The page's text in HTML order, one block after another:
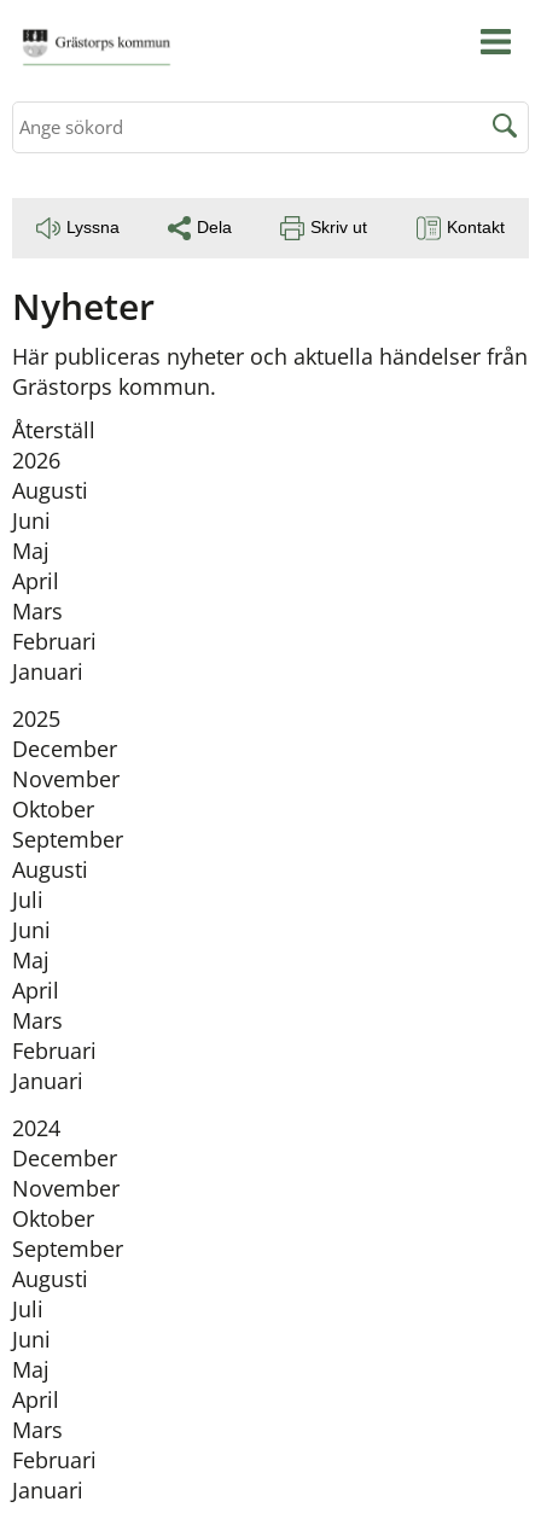
Sök
Lyssna Dela Skriv ut Kontakt
Nyheter
Här publiceras nyheter och aktuella händelser från
Grästorps kommun.
Återställ
År:
2026
Augusti
Juni
Maj
April
Mars
Februari
Januari
År:
2025
December
November
Oktober
September
Augusti
Juli
Juni
Maj
April
Mars
Februari
Januari
År:
2024
December
November
Oktober
September
Augusti
Juli
Juni
Maj
April
Mars
Februari
Januari